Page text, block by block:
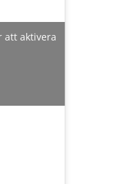
att aktivera